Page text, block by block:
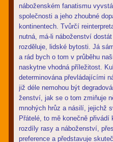
náboženském fanatismu
společnosti a jeho zhoubné
kontinentech. Tvůrčí
nutná, má-li náboženství
rozděluje, lidské bytosti. Já
a rád bych o tom v průběhu
naskytne vhodná příležitost.
determinována převládajícími
již déle nemohou být
ženství, jak se o tom zmiňuje
mnohých hrůz a násilí, jejichž
Přátelé, to mě konečně
rozdíly rasy a náboženství,
preference a představuje